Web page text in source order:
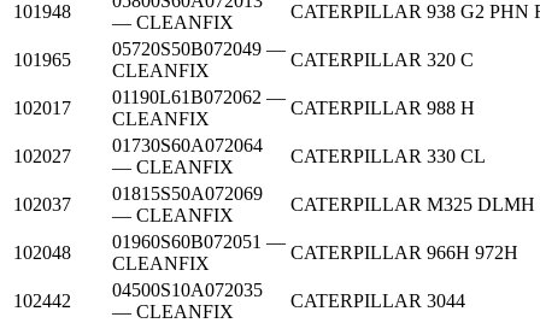
101948
— CLEANFIX
CATERPILLAR 938 G2 PHN
101965
05720S50B072049 —
CLEANFIX
CATERPILLAR 320 C
102017
01190L61B072062 —
CLEANFIX
CATERPILLAR 988 H
102027
01730S60A072064
— CLEANFIX
CATERPILLAR 330 CL
102037
01815S50A072069
— CLEANFIX
CATERPILLAR M325 DLMH
102048
01960S60B072051 —
CLEANFIX
CATERPILLAR 966H 972H
102442
04500S10A072035
— CLEANFIX
CATERPILLAR 3044